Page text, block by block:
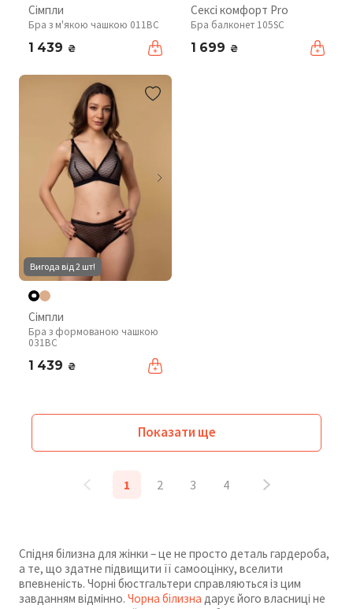
Сімпли
Бра з м'якою чашкою 011BC
1 439 ₴
Сексі комфорт Pro
Бра балконет 105SC
1 699 ₴
Вигода від 2 шт!
Сімпли
Бра з формованою чашкою
031BC
1 439 ₴
Показати ще
1 2 3 4
Спідня білизна для жінки – це не просто деталь гардероба,
а те, що здатне підвищити її самооцінку, вселити
впевненість. Чорні бюстгальтери справляються із цим
завданням відмінно. Чорна білизна дарує його власниці не